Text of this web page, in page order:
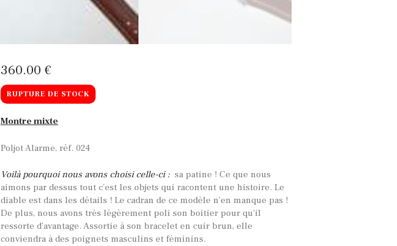
360 00 €
RUPTURE DE STOCK
Montre mixte
Poljot Alarme, réf. 024
Voilà pourquoi nous avons choisi celle-ci : sa patine ! Ce que nous
aimons par dessus tout c’est les objets qui racontent une histoire. Le
diable est dans les détails ! Le cadran de ce modèle n’en manque pas !
De plus, nous avons très légèrement poli son boitier pour qu’il
ressorte d’avantage. Assortie à son bracelet en cuir brun, elle
conviendra à des poignets masculins et féminins.